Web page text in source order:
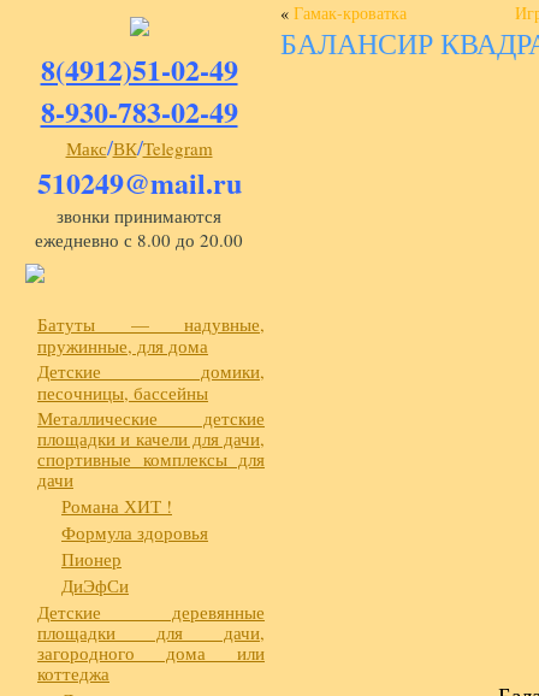
8(4912)51-02-49
8-930-783-02-49
Макс/ВК/Telegram
510249@mail.ru
звонки принимаются
ежедневно с 8.00 до 20.00
Батуты — надувные,
пружинные, для дома
Детские домики,
песочницы, бассейны
Металлические детские
площадки и качели для дачи,
спортивные комплексы для
дачи
Романа ХИТ !
Формула здоровья
Пионер
ДиЭфСи
Детские деревянные
площадки для дачи,
загородного дома или
коттеджа
« Гамак-кроватка
БАЛАНСИР